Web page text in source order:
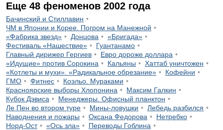
Еще 48 феноменов 2002 года
Бачинский и Стиллавин
ЧМ в Японии и Корее. Погром на Манежной
«Фабрика звезд»
Донцова
«Бригада»
Фестиваль «Нашествие»
Гуантанамо
Главный дирижер Гергиев
Евро дороже доллара
«Идущие» против Сорокина
Кальяны
Хаттаб уничтожен
«Котлеты и мухи». «Радикальное обрезание»
Кофейни
ГМО
Фитнес
Коэльо. Мураками
Красноярские выборы Хлопонина
Максим Галкин
Кубок Дэвиса
Менеджеры. Офисный планктон
Ле Пен во втором туре
Мины-ловушки
Лебедь разбился
Наводнения и пожары
Оксана Федорова
Нетребко
Норд-Ост
«Ось зла» Переводы Гоблина